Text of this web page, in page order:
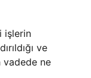
işlerin
ve
vadede ne